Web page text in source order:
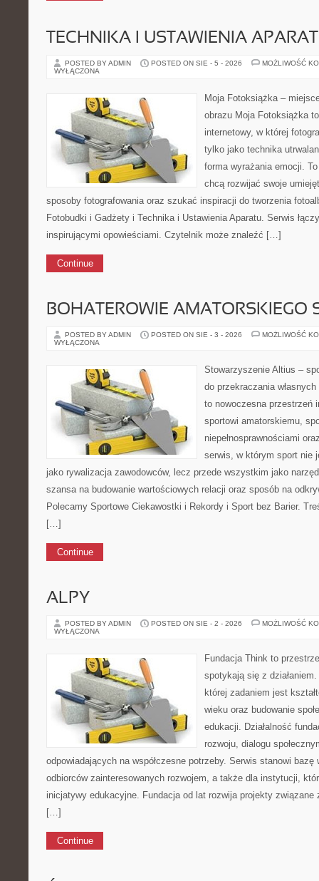
TECHNIKA I USTAWIENIA
POSTED BY ADMIN POSTED ON SIE - 5 - 2026
MOŻLIWOŚĆ
WYŁĄCZONA
Moja Fotoksiążka –
obrazu Moja Fotoksiążka
internetowy, w której
tylko jako technika
forma wyrażania emocji.
chcą rozwijać swoje
sposoby fotografowania oraz szukać inspiracji do tworzenia
Fotobudki i Gadżety i Technika i Ustawienia Aparatu. Serwis
inspirującymi opowieściami. Czytelnik może znaleźć […]
Continue
BOHATEROWIE AMATORSKIEGO
POSTED BY ADMIN POSTED ON SIE - 3 - 2026
MOŻLIWOŚĆ
WYŁĄCZONA
Stowarzyszenie Altius –
do przekraczania
to nowoczesna przestrzeń
sportowi amatorskiemu,
niepełnosprawnościami
serwis, w którym sport nie
jako rywalizacja zawodowców, lecz przede wszystkim jako
szansa na budowanie wartościowych relacji oraz sposób na
Polecamy Sportowe Ciekawostki i Rekordy i Sport bez Barier.
[…]
Continue
ALPY
POSTED BY ADMIN POSTED ON SIE - 2 - 2026
MOŻLIWOŚĆ
WYŁĄCZONA
Fundacja Think to
spotykają się z
której zadaniem jest
wieku oraz budowanie
edukacji. Działalność
rozwoju, dialogu
odpowiadających na współczesne potrzeby. Serwis stanowi
odbiorców zainteresowanych rozwojem, a także dla instytucji,
inicjatywy edukacyjne. Fundacja od lat rozwija projekty
[…]
Continue